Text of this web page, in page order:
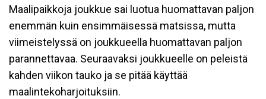
Maalipaikkoja joukkue sai luotua huomattavan paljon
enemmän kuin ensimmäisessä matsissa, mutta
viimeistelyssä on joukkueella huomattavan paljon
parannettavaa. Seuraavaksi joukkueelle on peleistä
kahden viikon tauko ja se pitää käyttää
maalintekoharjoituksiin.